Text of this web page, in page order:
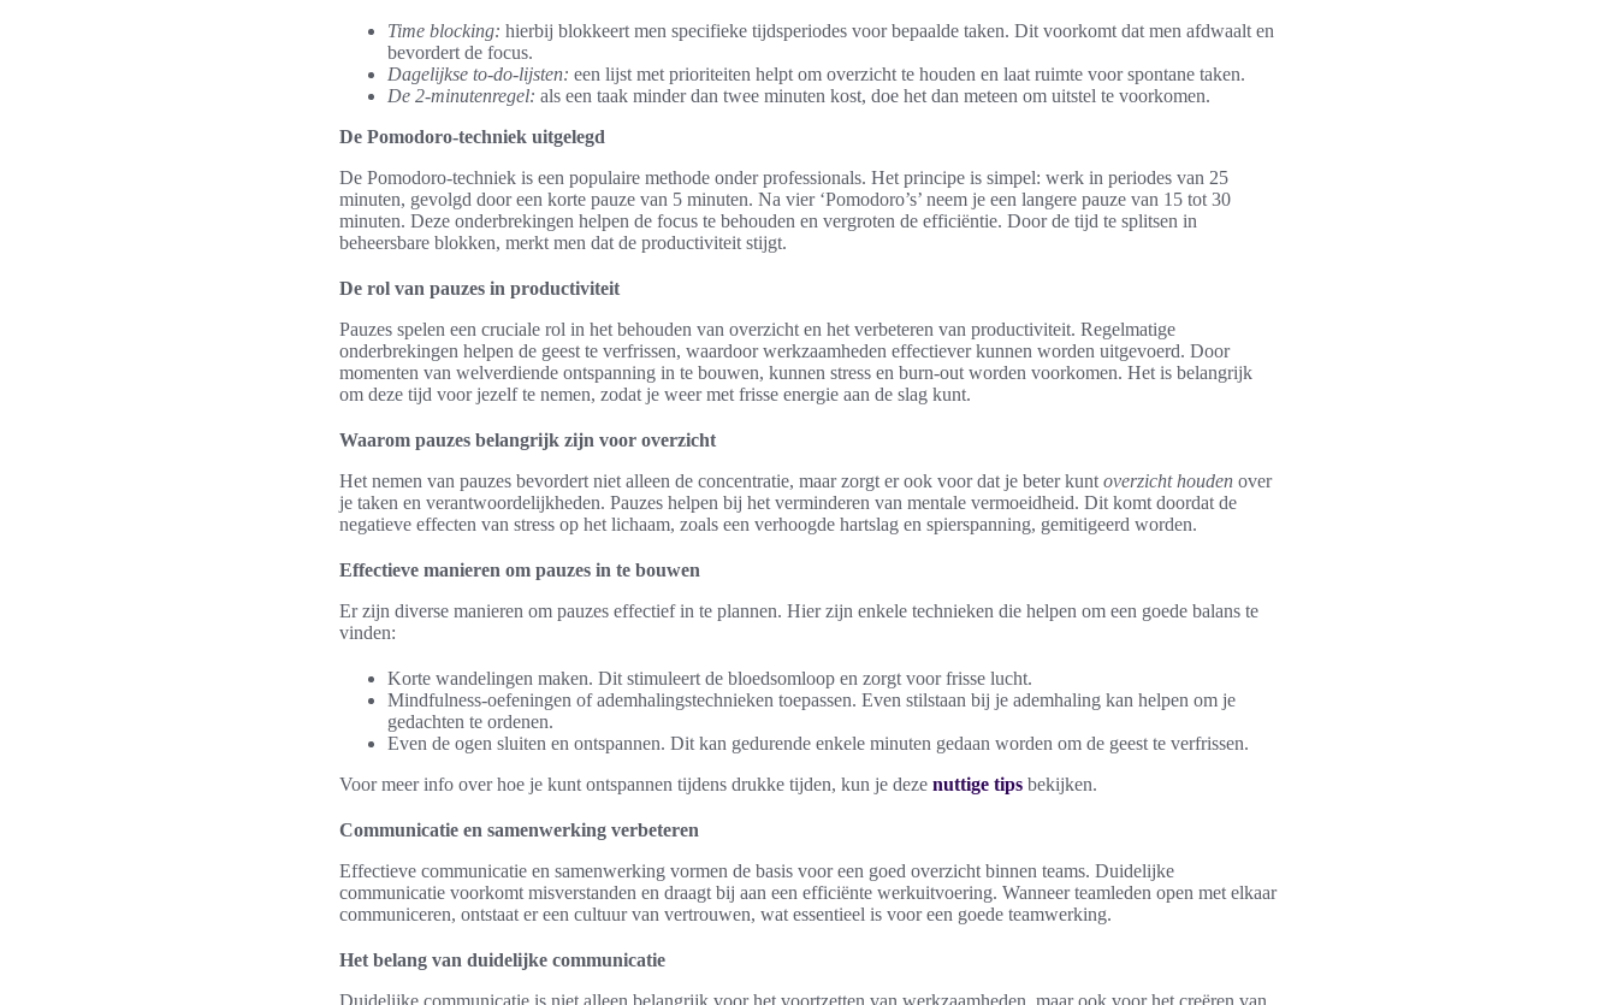
Time blocking: hierbij blokkeert men specifieke tijdsperiodes voor bepaalde taken. Dit voorkomt dat men afdwaalt en
bevordert de focus.
Dagelijkse to-do-lijsten: een lijst met prioriteiten helpt om overzicht te houden en laat ruimte voor spontane taken.
De 2-minutenregel: als een taak minder dan twee minuten kost, doe het dan meteen om uitstel te voorkomen.
De Pomodoro-techniek uitgelegd
De Pomodoro-techniek is een populaire methode onder professionals. Het principe is simpel: werk in periodes van 25
minuten, gevolgd door een korte pauze van 5 minuten. Na vier ‘Pomodoro’s’ neem je een langere pauze van 15 tot 30
minuten. Deze onderbrekingen helpen de focus te behouden en vergroten de efficiëntie. Door de tijd te splitsen in
beheersbare blokken, merkt men dat de productiviteit stijgt.
De rol van pauzes in productiviteit
Pauzes spelen een cruciale rol in het behouden van overzicht en het verbeteren van productiviteit. Regelmatige
onderbrekingen helpen de geest te verfrissen, waardoor werkzaamheden effectiever kunnen worden uitgevoerd. Door
momenten van welverdiende ontspanning in te bouwen, kunnen stress en burn-out worden voorkomen. Het is belangrijk
om deze tijd voor jezelf te nemen, zodat je weer met frisse energie aan de slag kunt.
Waarom pauzes belangrijk zijn voor overzicht
Het nemen van pauzes bevordert niet alleen de concentratie, maar zorgt er ook voor dat je beter kunt overzicht houden over
je taken en verantwoordelijkheden. Pauzes helpen bij het verminderen van mentale vermoeidheid. Dit komt doordat de
negatieve effecten van stress op het lichaam, zoals een verhoogde hartslag en spierspanning, gemitigeerd worden.
Effectieve manieren om pauzes in te bouwen
Er zijn diverse manieren om pauzes effectief in te plannen. Hier zijn enkele technieken die helpen om een goede balans te
vinden:
Korte wandelingen maken. Dit stimuleert de bloedsomloop en zorgt voor frisse lucht.
Mindfulness-oefeningen of ademhalingstechnieken toepassen. Even stilstaan bij je ademhaling kan helpen om je
gedachten te ordenen.
Even de ogen sluiten en ontspannen. Dit kan gedurende enkele minuten gedaan worden om de geest te verfrissen.
Voor meer info over hoe je kunt ontspannen tijdens drukke tijden, kun je deze nuttige tips bekijken.
Communicatie en samenwerking verbeteren
Effectieve communicatie en samenwerking vormen de basis voor een goed overzicht binnen teams. Duidelijke
communicatie voorkomt misverstanden en draagt bij aan een efficiënte werkuitvoering. Wanneer teamleden open met elkaar
communiceren, ontstaat er een cultuur van vertrouwen, wat essentieel is voor een goede teamwerking.
Het belang van duidelijke communicatie
Duidelijke communicatie is niet alleen belangrijk voor het voortzetten van werkzaamheden, maar ook voor het creëren van